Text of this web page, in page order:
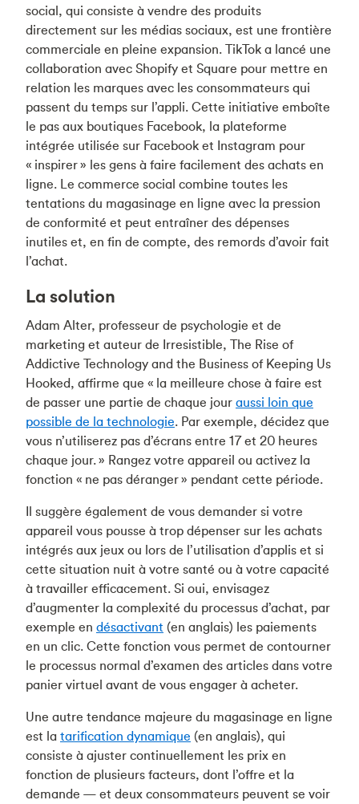
social, qui consiste à vendre des produits
directement sur les médias sociaux, est une frontière
commerciale en pleine expansion. TikTok a lancé une
collaboration avec Shopify et Square pour mettre en
relation les marques avec les consommateurs qui
passent du temps sur l’appli. Cette initiative emboîte
le pas aux boutiques Facebook, la plateforme
intégrée utilisée sur Facebook et Instagram pour
« inspirer » les gens à faire facilement des achats en
ligne. Le commerce social combine toutes les
tentations du magasinage en ligne avec la pression
de conformité et peut entraîner des dépenses
inutiles et, en fin de compte, des remords d’avoir fait
l’achat.
La solution
Adam Alter, professeur de psychologie et de
marketing et auteur de Irresistible, The Rise of
Addictive Technology and the Business of Keeping Us
Hooked, affirme que « la meilleure chose à faire est
de passer une partie de chaque jour aussi loin que
possible de la technologie. Par exemple, décidez que
vous n’utiliserez pas d’écrans entre 17 et 20 heures
chaque jour. » Rangez votre appareil ou activez la
fonction « ne pas déranger » pendant cette période.
Il suggère également de vous demander si votre
appareil vous pousse à trop dépenser sur les achats
intégrés aux jeux ou lors de l’utilisation d’applis et si
cette situation nuit à votre santé ou à votre capacité
à travailler efficacement. Si oui, envisagez
d’augmenter la complexité du processus d’achat, par
exemple en désactivant (en anglais) les paiements
en un clic. Cette fonction vous permet de contourner
le processus normal d’examen des articles dans votre
panier virtuel avant de vous engager à acheter.
Une autre tendance majeure du magasinage en ligne
est la tarification dynamique (en anglais), qui
consiste à ajuster continuellement les prix en
fonction de plusieurs facteurs, dont l’offre et la
demande — et deux consommateurs peuvent se voir